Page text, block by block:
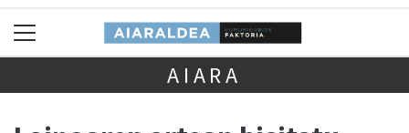
AIARA